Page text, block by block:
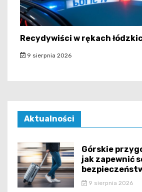
Recydywiści w rękach
9 sierpnia 2026
Aktualności
Górskie
jak zapewnić
9 sierpnia 2026